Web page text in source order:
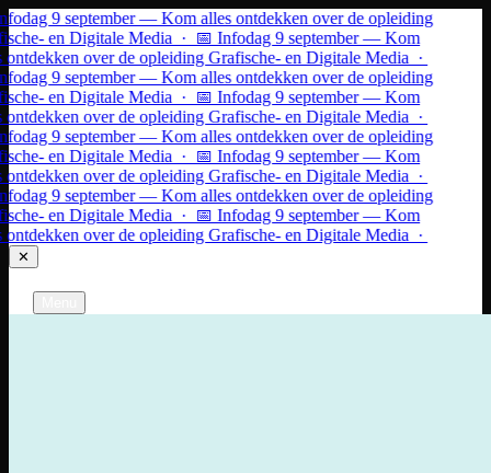
Ga naar inhoud
9 september — Kom alles ontdekken over de opleiding
en Digitale Media · 📅 Infodag 9 september — Kom
over de opleiding Grafische- en Digitale Media ·
9 september — Kom alles ontdekken over de opleiding
en Digitale Media · 📅 Infodag 9 september — Kom
over de opleiding Grafische- en Digitale Media ·
9 september — Kom alles ontdekken over de opleiding
en Digitale Media · 📅 Infodag 9 september — Kom
over de opleiding Grafische- en Digitale Media ·
9 september — Kom alles ontdekken over de opleiding
en Digitale Media · 📅 Infodag 9 september — Kom
over de opleiding Grafische- en Digitale Media ·
✕